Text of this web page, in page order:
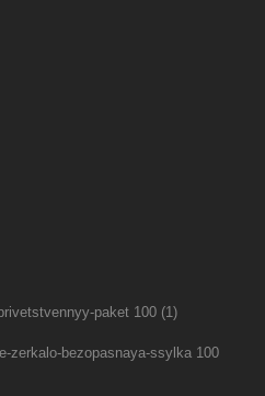
paket 100(1)
zerkalo-bezopasnaya-ssylka 100